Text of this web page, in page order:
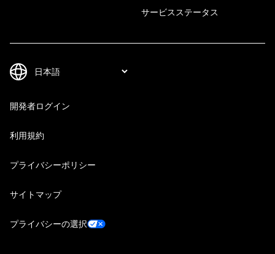
サービスステータス
開発者ログイン
利用規約
プライバシーポリシー
サイトマップ
プライバシーの選択